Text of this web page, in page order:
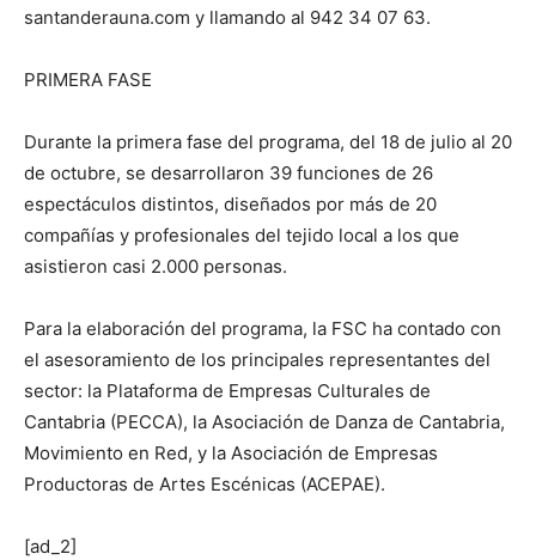
santanderauna.com y llamando al 942 34 07 63.
PRIMERA FASE
Durante la primera fase del programa, del 18 de julio al 20
de octubre, se desarrollaron 39 funciones de 26
espectáculos distintos, diseñados por más de 20
compañías y profesionales del tejido local a los que
asistieron casi 2.000 personas.
Para la elaboración del programa, la FSC ha contado con
el asesoramiento de los principales representantes del
sector: la Plataforma de Empresas Culturales de
Cantabria (PECCA), la Asociación de Danza de Cantabria,
Movimiento en Red, y la Asociación de Empresas
Productoras de Artes Escénicas (ACEPAE).
[ad_2]